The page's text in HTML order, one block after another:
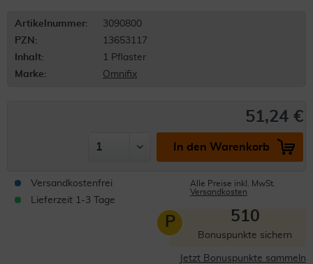
Artikelnummer:
3090800
PZN:
13653117
Inhalt:
1 Pflaster
Marke:
Omnifix
51,24 €
In den Warenkorb
Versandkostenfrei
Lieferzeit 1-3 Tage
Alle Preise inkl. MwSt.
Versandkosten
P 510
Bonuspunkte sichern
Jetzt Bonuspunkte sammeln